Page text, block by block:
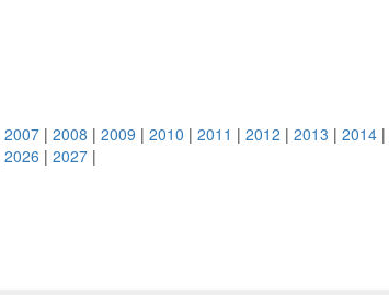
2007| 2008 | 2009 | 2010 | 2011 | 2012 | 2013 | 2014|
2026 | 2027|